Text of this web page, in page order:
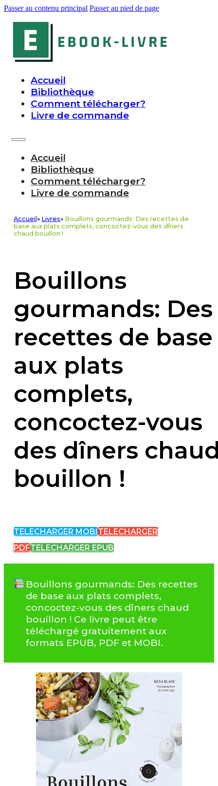
Passer au contenu principal Passer au pied de page
Accueil
Bibliothèque
Comment télécharger?
Livre de commande
Accueil
Bibliothèque
Comment télécharger?
Livre de commande
Accueil » Livres» Bouillons gourmands: Des recettes de
base aux plats complets, concoctez-vous des dîners
chaud bouillon !
Bouillons
gourmands: Des
recettes de base
aux plats
complets,
concoctez-vous
des dîners
bouillon !
TELECHARGER MOBI TELECHARGER
PDFTELECHARGER EPUB
Bouillons gourmands: Des recettes
de base aux plats complets,
concoctez-vous des dîners chaud
bouillon ! Ce livre peut être
téléchargé gratuitement aux
formats EPUB, PDF et MOBI.